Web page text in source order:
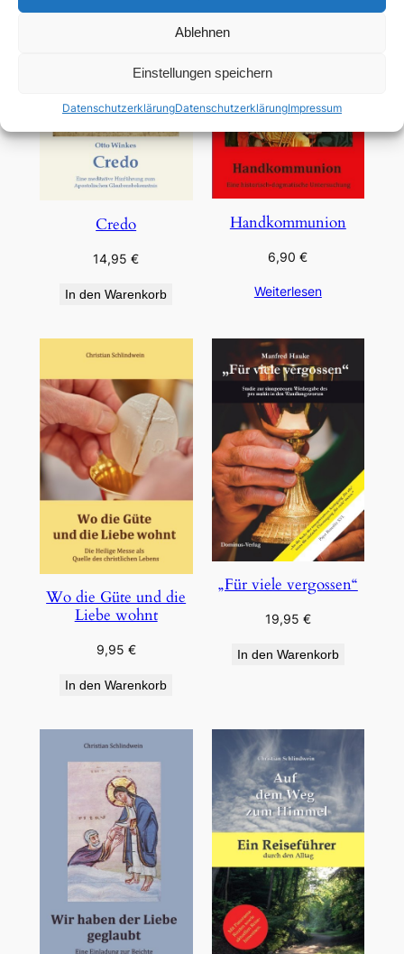
Ablehnen
Einstellungen speichern
DatenschutzerklärungDatenschutzerklärungImpressum
Credo
14,95€
In den Warenkorb
Handkommunion
6,90€
Weiterlesen
Wo die Güte und die
Liebe wohnt
9,95 €
In den Warenkorb
„Für viele vergossen“
19,95 €
In den Warenkorb